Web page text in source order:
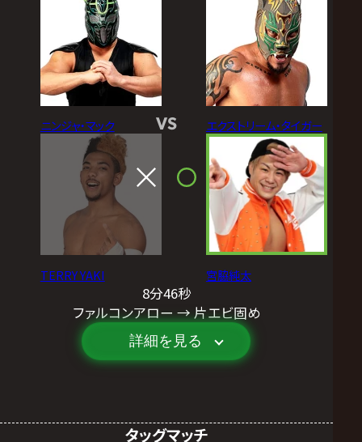
ニンジャ・マック
TERRY YAKI
VS エクストリーム・タイガー
宮脇純太
8分46秒
ファルコンアロー → 片エビ固め
詳細を見る
タッグマッチ